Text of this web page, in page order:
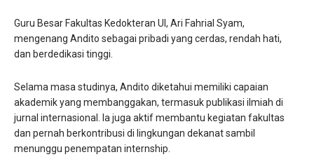
Guru Besar Fakultas Kedokteran UI, Ari Fahrial Syam,
mengenang Andito sebagai pribadi yang cerdas, rendah hati,
dan berdedikasi tinggi.
Selama masa studinya, Andito diketahui memiliki capaian
akademik yang membanggakan, termasuk publikasi ilmiah di
jurnal internasional. Ia juga aktif membantu kegiatan fakultas
dan pernah berkontribusi di lingkungan dekanat sambil
menunggu penempatan internship.